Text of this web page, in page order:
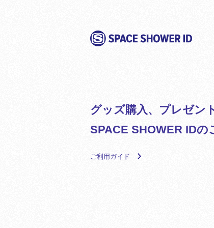
グッズ購入、プレゼン
SPACE SHOWER IDの
ご利用ガイド